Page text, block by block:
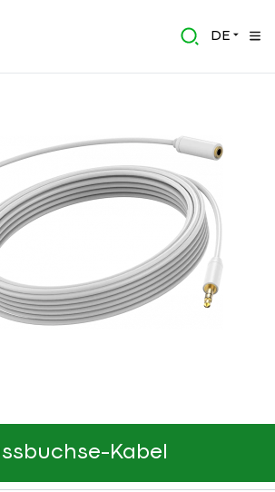
DE
Kabel